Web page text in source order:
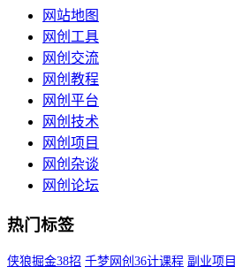
网站地图
网创工具
网创交流
网创教程
网创平台
网创技术
网创项目
网创杂谈
网创论坛
热门标签
侠狼掘金38招 千梦网创36计课程 副业项目